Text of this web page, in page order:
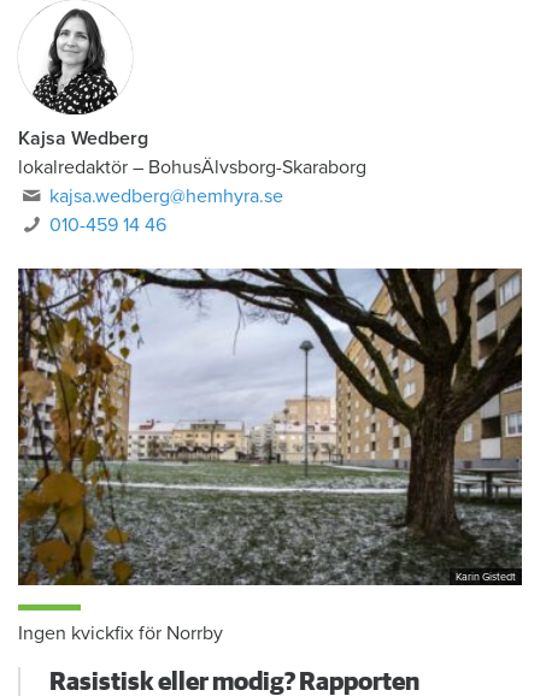
Kajsa Wedberg
lokalredaktör – BohusÄlvsborg-Skaraborg
kajsa.wedberg@hemhyra.se
010-459 14 46
Karin Gistedt
Ingen kvickfix för Norrby
Rasistisk eller modig? Rapporten